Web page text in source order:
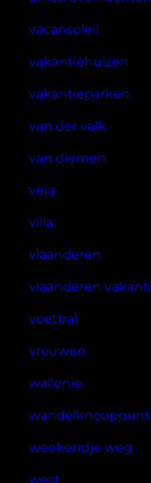
vacansoleil
vakantiehuizen
vakantieparken
van der valk
van diemen
veja
villa
vlaanderen
vlaanderen
voetbal
vrouwen
wallonie
weekendje weg
west